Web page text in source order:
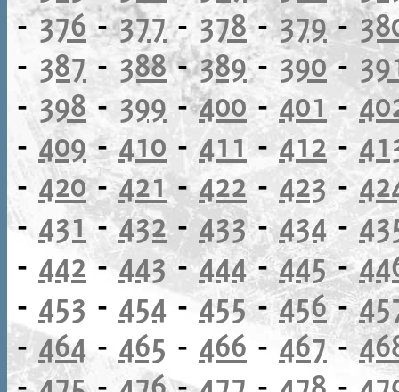
-376-377-378- 379-
- 387 - 388-389- 390-
- 398 - 399 -400-401 -
-409-410 - 411-412 -
- 420-421-422 - 423 -
- 431-432-433-434-
- 442 -443 -444-445-
- 453 - 454 -455-456-
- 464 - 465 - 466 - 467-